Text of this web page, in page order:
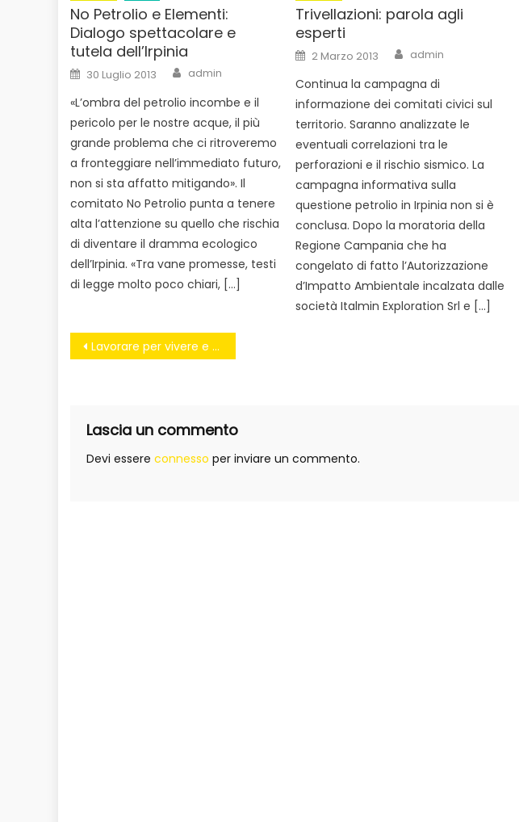
No Petrolio e Elementi:
Dialogo spettacolare e
tutela dell’Irpinia
Posted
on
30 Luglio 2013 Author
admin
«L’ombra del petrolio incombe e il
pericolo per le nostre acque, il più
grande problema che ci ritroveremo
a fronteggiare nell’immediato futuro,
non si sta affatto mitigando». Il
comitato No Petrolio punta a tenere
alta l’attenzione su quello che rischia
di diventare il dramma ecologico
dell’Irpinia. «Tra vane promesse, testi
di legge molto poco chiari, […]
Trivellazioni: parola agli
esperti
Posted
on
2 Marzo 2013 Author
admin
Continua la campagna di
informazione dei comitati civici sul
territorio. Saranno analizzate le
eventuali correlazioni tra le
perforazioni e il rischio sismico. La
campagna informativa sulla
questione petrolio in Irpinia non si è
conclusa. Dopo la moratoria della
Regione Campania che ha
congelato di fatto l’Autorizzazione
d’Impatto Ambientale incalzata dalle
società Italmin Exploration Srl e […]
Navigazione
Lavorare per vivere e non vivere per lavorare – di Angelo Consoli
Lascia un commento
Devi essere connesso per inviare un commento.